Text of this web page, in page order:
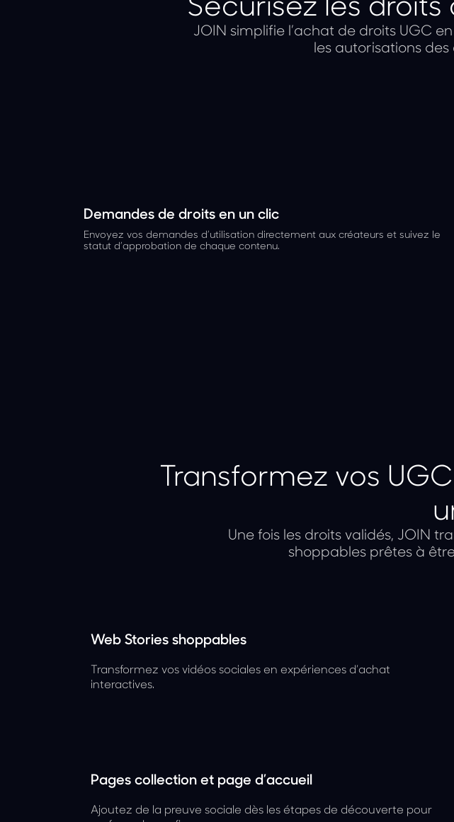
JOIN simplifie l’achat de droits UGC
les autorisations
Demandes de droits en un clic
Envoyez vos demandes d’utilisation directement aux créateurs et suivez le
statut d’approbation de chaque contenu.
Transformez vos
Une fois les droits validés, JOIN
shoppables prêtes à
Web Stories shoppables
Transformez vos vidéos sociales en expériences d’achat
interactives.
Pages collection et page d’accueil
Ajoutez de la preuve sociale dès les étapes de découverte pour